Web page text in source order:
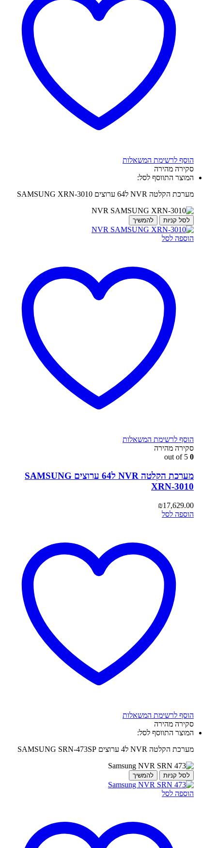
הוסף לרשימת המשאלות
סקירה מהירה
המוצר התווסף לסל:
מערכת הקלטה NVR ל64 ערוצים SAMSUNG XRN-3010
לסל קניות להמשיך
הוספה לסל
הוסף לרשימת המשאלות
סקירה מהירה
0
מערכת הקלטה NVR ל64 ערוצים SAMSUNG
XRN-3010
₪17,629.00
הוספה לסל
הוסף לרשימת המשאלות
סקירה מהירה
המוצר התווסף לסל:
מערכת הקלטה NVR ל4 ערוצים SAMSUNG SRN-473SP
לסל קניות להמשיך
הוספה לסל